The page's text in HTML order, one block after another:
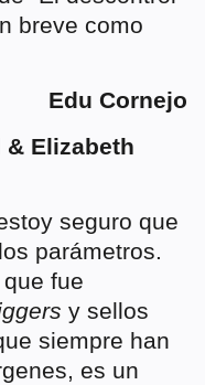
breve como
Edu Cornejo
& Elizabeth
seguro que
parámetros.
fue
y sellos
siempre han
es un